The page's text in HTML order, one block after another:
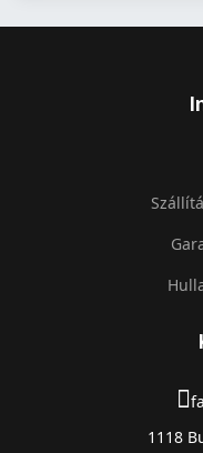
1118